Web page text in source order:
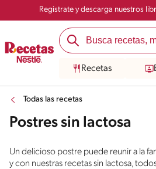
Registrate y descarga nuestros
Recetas
Todas las recetas
Postres sin lactosa
Un delicioso postre puede reunir a la
y con nuestras recetas sin lactosa,